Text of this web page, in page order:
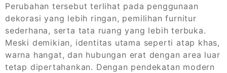
Perubahan tersebut terlihat pada penggunaan
dekorasi yang lebih ringan, pemilihan furnitur
sederhana, serta tata ruang yang lebih terbuka.
Meski demikian, identitas utama seperti atap khas,
warna hangat, dan hubungan erat dengan area luar
tetap dipertahankan. Dengan pendekatan modern